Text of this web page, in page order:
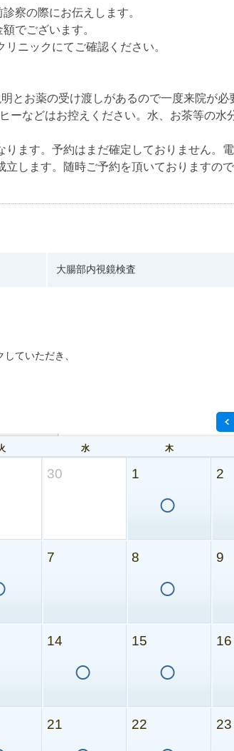
察の際にお伝えします。
でございます。
ニックにてご確認ください。
とお薬の受け渡しがあるので一度来院が必
ーなどはお控えください。水、お茶等の水
ます。予約はまだ確定しておりません。
します。随時ご予約を頂いておりますの
大腸部内視鏡検査
ていただき、
水 木
30 1
○
2
7 8
○
9
14
○
15
○
16
21 22 23